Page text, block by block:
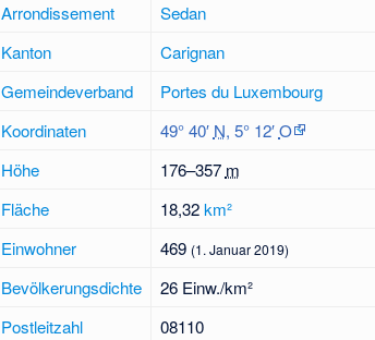
Arrondissement
Sedan
Kanton
Carignan
Gemeindeverband
Portes du Luxembourg
Koordinaten
49° 40′ N, 5° 12′O
Höhe
176–357 m
Fläche
18,32km²
Einwohner
469 (1. Januar 2019)
Bevölkerungsdichte
26 Einw./km²
Postleitzahl
08110